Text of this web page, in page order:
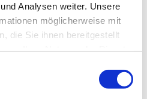
Analysen weiter. Unsere
möglicherweise mit
die Sie ihnen bereitgestellt